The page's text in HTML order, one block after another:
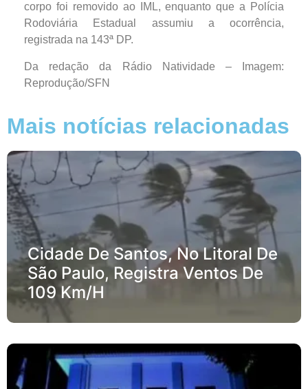
corpo foi removido ao IML, enquanto que a Polícia
Rodoviária Estadual assumiu a ocorrência,
registrada na 143ª DP.
Da redação da Rádio Natividade – Imagem:
Reprodução/SFN
Mais notícias relacionadas
Cidade De Santos, No Litoral De
São Paulo, Registra Ventos De
109 Km/h